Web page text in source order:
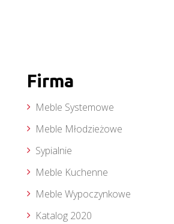
Firma
Meble Systemowe
Meble Młodzieżowe
Sypialnie
Meble Kuchenne
Meble Wypoczynkowe
Katalog 2020